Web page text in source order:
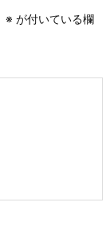
※ が付いている欄